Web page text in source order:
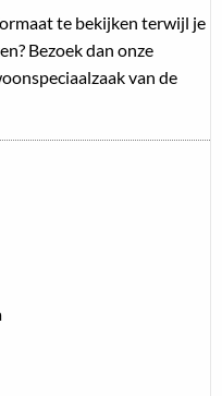
te bekijken terwijl je
Bezoek dan onze
van de